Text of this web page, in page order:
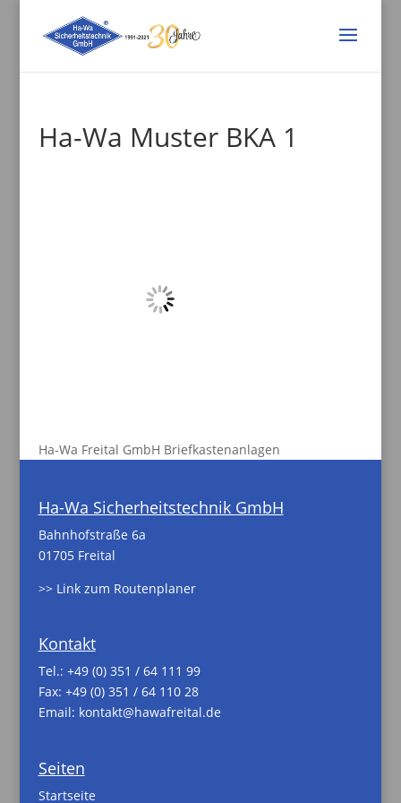
Ha-Wa Muster BKA 1
Ha-Wa Freital GmbH Briefkastenanlagen
Ha-Wa Sicherheitstechnik GmbH
Bahnhofstraße 6a
01705 Freital
>> Link zum Routenplaner
Kontakt
Tel.: +49 (0) 351 / 64 111 99
Fax: +49 (0) 351 / 64 110 28
Email: kontakt@hawafreital.de
Seiten
Startseite